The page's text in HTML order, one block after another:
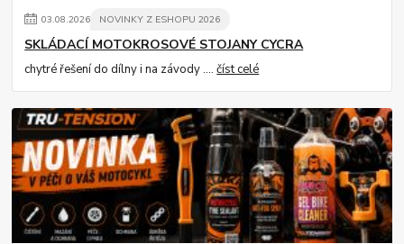
03.08.2026 NOVINKY Z ESHOPU 2026
SKLÁDACÍ MOTOKROSOVÉ STOJANY CYCRA
chytré řešení do dílny i na závody ....číst celé